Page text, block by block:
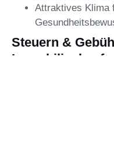
Attraktives Klima
Steuern &
Immobilienkauf